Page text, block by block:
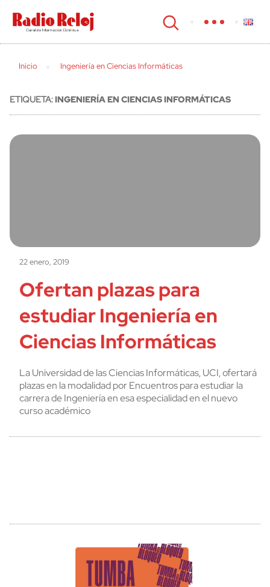
cerrar
Inicio Ingeniería en Ciencias Informáticas
ETIQUETA:INGENIERÍA EN CIENCIAS INFORMÁTICAS
22 enero, 2019
Ofertan plazas para
estudiar Ingeniería en
Ciencias Informáticas
La Universidad de las Ciencias Informáticas, UCI, ofertará
plazas en la modalidad por Encuentros para estudiar la
carrera de Ingeniería en esa especialidad en el nuevo
curso académico